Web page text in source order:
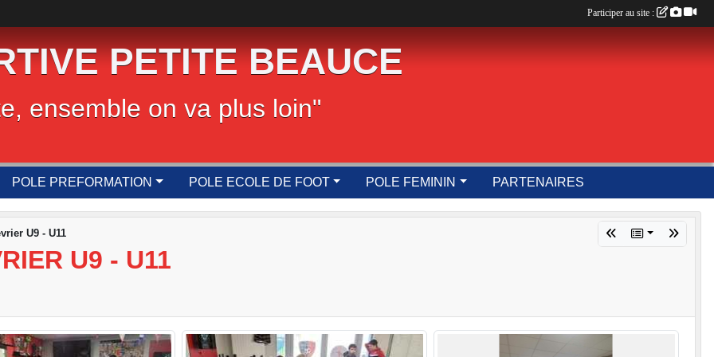
PETITE BEAUCE
ensemble on va plus loin"
POLE PREFORMATION POLE ECOLE DE FOOT POLE FEMININ PARTENAIRES
U9 - U11
U9 - U11
Participer au site :